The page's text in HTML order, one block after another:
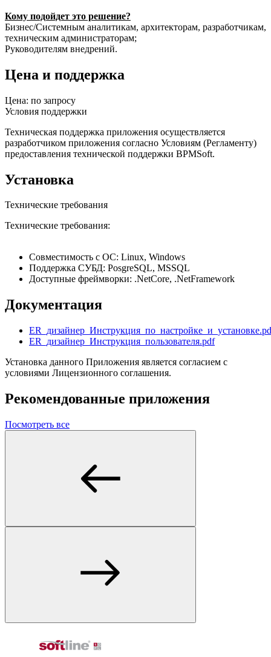
Кому подойдет это решение?
Бизнес/Системным аналитикам, архитекторам, разработчикам,
техническим администраторам;
Руководителям внедрений.
Цена и поддержка
Цена: по запросу
Условия поддержки
Техническая поддержка приложения осуществляется
разработчиком приложения согласно Условиям (Регламенту)
предоставления технической поддержки BPMSoft.
Установка
Технические требования
Технические требования:
Совместимость с OC: Linux, Windows
Поддержка СУБД: PosgreSQL, MSSQL
Доступные фреймворки: .NetCore, .NetFramework
Документация
ER_дизайнер_Инструкция_пользователя.pdf
Установка данного Приложения является согласием с
условиями Лицензионного соглашения.
Рекомендованные приложения
Посмотреть все